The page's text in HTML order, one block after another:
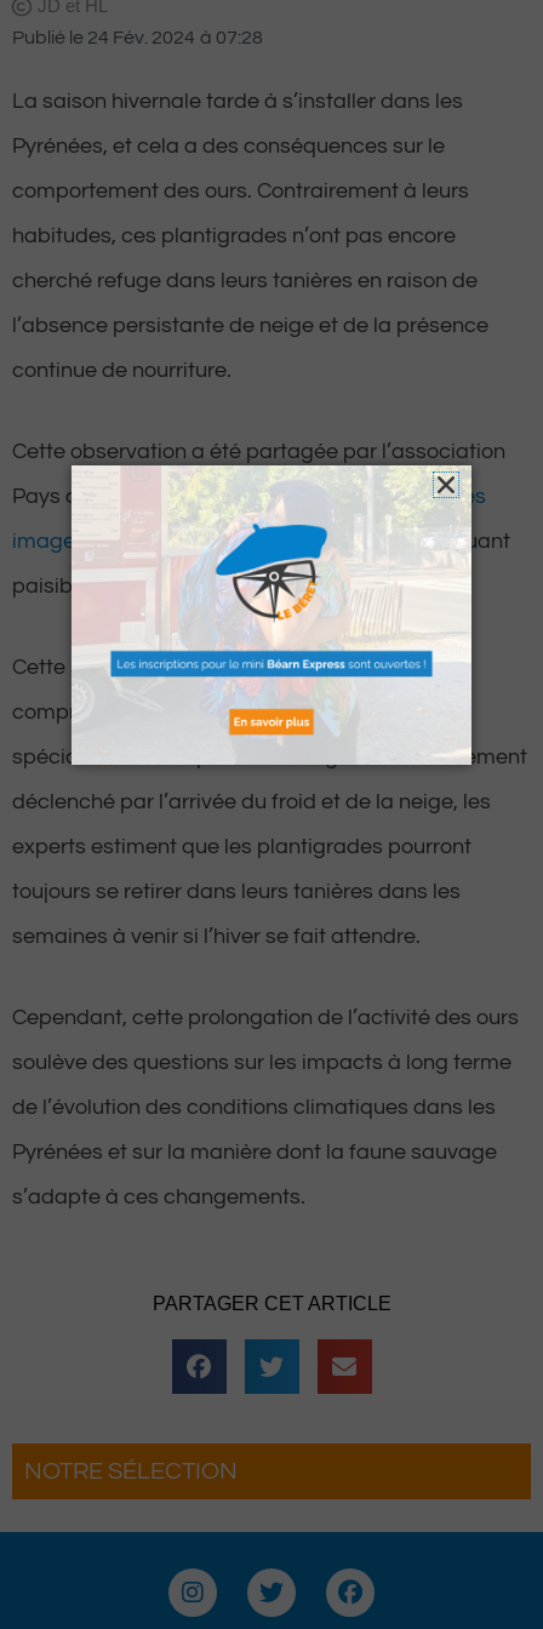
JD et HL
Publié le 24 Fév. 2024 à 07:28
La saison hivernale tarde à s’installer dans les
Pyrénées, et cela a des conséquences sur le
comportement des ours. Contrairement à leurs
habitudes, ces plantigrades n’ont pas encore
cherché refuge dans leurs tanières en raison de
l’absence persistante de neige et de la présence
continue de nourriture.
Cette observation a été partagée par l’association
Pays de l’ours-Adet, qui a récemment relayédes
images montrant Sorita et ses deux oursons
jouant
paisiblement dans les vallées béarnaises.
Cette situation inhabituelle ne semble pas
compromettre la santé des ours, selon les
spécialistes. Bien que le hivernage soit normalement
déclenché par l’arrivée du froid et de la neige, les
experts estiment que les plantigrades pourront
toujours se retirer dans leurs tanières dans les
semaines à venir si l’hiver se fait attendre.
Cependant, cette prolongation de l’activité des ours
soulève des questions sur les impacts à long terme
de l’évolution des conditions climatiques dans les
Pyrénées et sur la manière dont la faune sauvage
s’adapte à ces changements.
PARTAGER CET ARTICLE
NOTRE SÉLECTION
Béarnaises font leur
Le Béret : Un
Voyages pour les
I
n
T
w
F
a